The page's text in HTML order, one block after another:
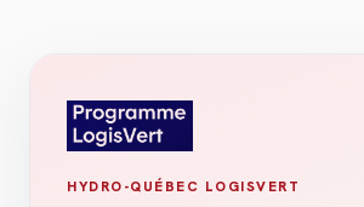
HYDRO-QUÉBEC LOGISVERT